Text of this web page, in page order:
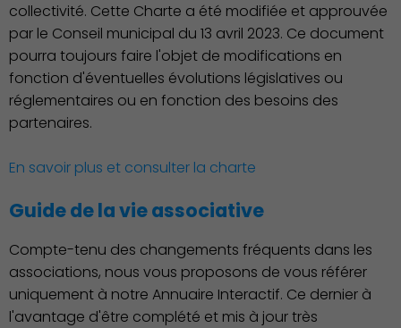
collectivité. Cette Charte a été modifiée et approuvée
par le Conseil municipal du 13 avril 2023. Ce document
pourra toujours faire l'objet de modifications en
fonction d'éventuelles évolutions législatives ou
réglementaires ou en fonction des besoins des
partenaires.
En savoir plus et consulter la charte
Guide de la vie associative
Compte-tenu des changements fréquents dans les
associations, nous vous proposons de vous référer
uniquement à notre Annuaire Interactif. Ce dernier à
l'avantage d'être complété et mis à jour très